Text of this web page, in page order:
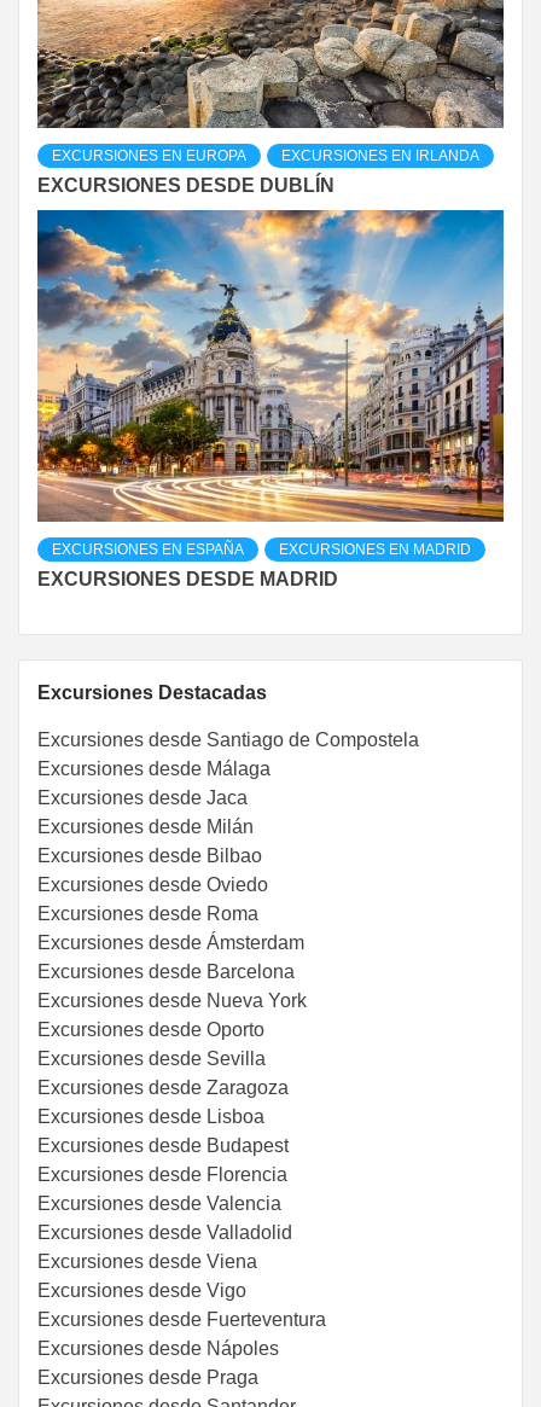
EXCURSIONES EN EUROPA EXCURSIONES EN IRLANDA
EXCURSIONES DESDE DUBLÍN
EXCURSIONES EN ESPAÑA EXCURSIONES EN MADRID
EXCURSIONES DESDE MADRID
Excursiones Destacadas
Excursiones desde Santiago de Compostela
Excursiones desde Málaga
Excursiones desde Jaca
Excursiones desde Milán
Excursiones desde Bilbao
Excursiones desde Oviedo
Excursiones desde Roma
Excursiones desde Ámsterdam
Excursiones desde Barcelona
Excursiones desde Nueva York
Excursiones desde Oporto
Excursiones desde Sevilla
Excursiones desde Zaragoza
Excursiones desde Lisboa
Excursiones desde Budapest
Excursiones desde Florencia
Excursiones desde Valencia
Excursiones desde Valladolid
Excursiones desde Viena
Excursiones desde Vigo
Excursiones desde Fuerteventura
Excursiones desde Nápoles
Excursiones desde Praga